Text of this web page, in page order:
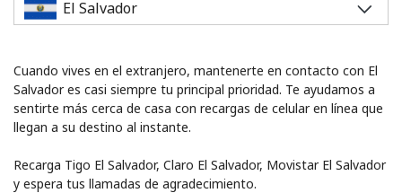
Cuando vives en el extranjero, mantenerte en contacto con El
Salvador es casi siempre tu principal prioridad. Te ayudamos a
sentirte más cerca de casa con recargas de celular en línea que
llegan a su destino al instante.
Recarga Tigo El Salvador, Claro El Salvador, Movistar El Salvador
y espera tus llamadas de agradecimiento.